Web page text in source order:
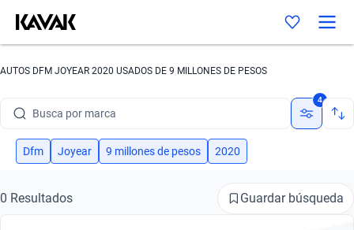
AUTOS DFM JOYEAR 2020 USADOS DE 9 MILLONES DE PESOS
Busca por marca
Busca por modelo
Busca por año
4
Dfm Joyear 9 millones de pesos 2020
0 Resultados Guardar búsqueda